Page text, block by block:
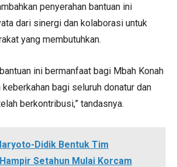
penyerahan bantuan ini
dari sinergi dan kolaborasi untuk
yang membutuhkan.
ini bermanfaat bagi Mbah Konah
bagi seluruh donatur dan
berkontribusi,” tandasnya.
Didik Bentuk Tim
Setahun Mulai Korcam